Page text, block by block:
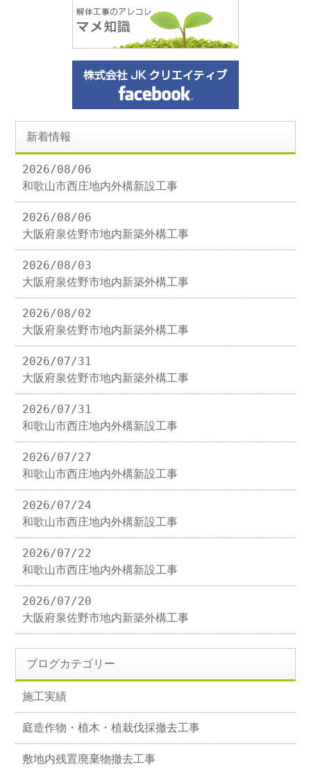
新着情報
2026/08/06
和歌山市西庄地内外構新設工事
2026/08/06
大阪府泉佐野市地内新築外構工事
2026/08/03
大阪府泉佐野市地内新築外構工事
2026/08/02
大阪府泉佐野市地内新築外構工事
2026/07/31
大阪府泉佐野市地内新築外構工事
2026/07/31
和歌山市西庄地内外構新設工事
2026/07/27
和歌山市西庄地内外構新設工事
2026/07/24
和歌山市西庄地内外構新設工事
2026/07/22
和歌山市西庄地内外構新設工事
2026/07/20
大阪府泉佐野市地内新築外構工事
ブログカテゴリー
施工実績
庭造作物・植木・植栽伐採撤去工事
敷地内残置廃棄物撤去工事